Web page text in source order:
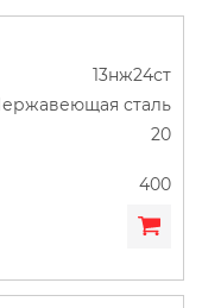
Для воды
13нж24ст
сталь
20
400